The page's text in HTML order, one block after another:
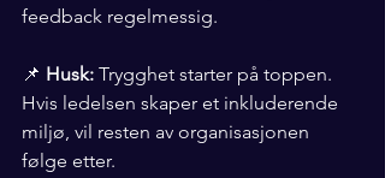
feedback regelmessig.
📌 Husk: Trygghet starter på toppen.
Hvis ledelsen skaper et inkluderende
miljø, vil resten av organisasjonen
følge etter.